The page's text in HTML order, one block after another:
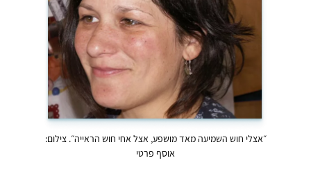
״אצלי חוש השמיעה מאד מושפע, אצל אחי חוש הראייה״. צילום:
אוסף פרטי